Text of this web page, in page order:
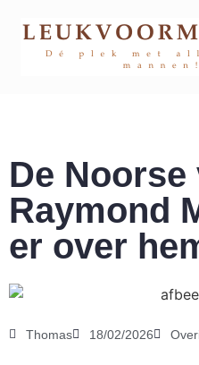
De
Raymond
er over
Thomas 18/02/2026